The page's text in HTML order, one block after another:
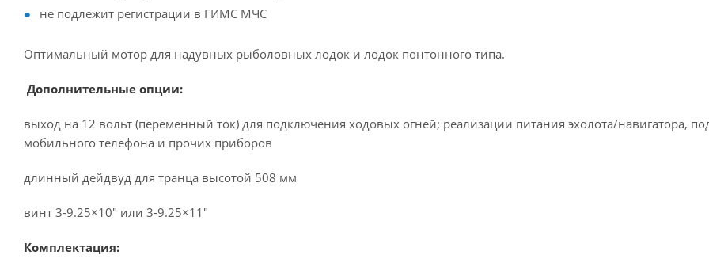
не подлежит регистрации в ГИМС МЧС
Оптимальный мотор для надувных рыболовных лодок и лодок понтонного типа.
Дополнительные опции:
выход на 12 вольт (переменный ток) для подключения ходовых огней; реализации питания эхолота/навигатора,
мобильного телефона и прочих приборов
длинный дейдвуд для транца высотой 508 мм
винт 3-9.25×10″ или 3-9.25×11″
Комплектация: